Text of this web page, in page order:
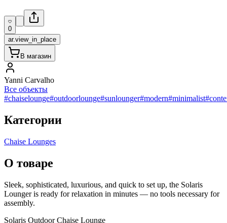
0
ar.view_in_place
В магазин
Yanni Carvalho
Все объекты
#chaiselounge#outdoorlounge#sunlounger#modern#minimalist
Категории
Chaise Lounges
О товаре
Sleek, sophisticated, luxurious, and quick to set up, the Solaris
Lounger is ready for relaxation in minutes — no tools necessary for
assembly.
Solaris Outdoor Chaise Lounge